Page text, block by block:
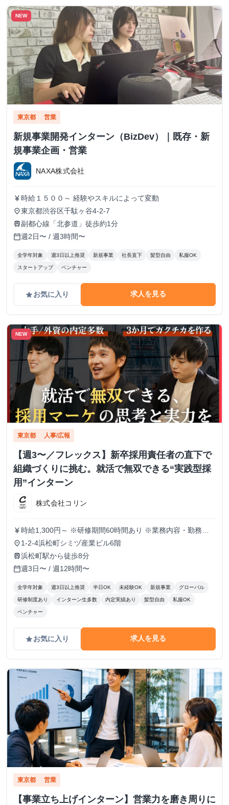
NEW
東京都 営業
新規事業開発インターン（BizDev）｜既存・新
規事業企画・営業
NAXA株式会社
currency_yen 時給１５００～ 経験やスキルによって変動
place東京都渋谷区千駄ヶ谷4-2-7
train副都心線「北参道」徒歩約1分
calendar_today週2日〜 / 週3時間〜
全学年対象 週3日以上推奨 新規事業 社長直下 髪型自由 私服OK
スタートアップ ベンチャー
gradeお気に入り 求人を見る
NEW
東京都 人事/広報
【週3〜／フレックス】新卒採用責任者の直下で
組織づくりに挑む。就活で無双できる“実践型採
用”インターン
株式会社コリン
currency_yen 時給1,300円～ ※研修期間60時間あり ※業務内容・勤務状
況により決定
place 1-2-4浜松町シミヅ産業ビル6階
train浜松町駅から徒歩8分
calendar_today週3日〜 / 週12時間〜
全学年対象 週3日以上推奨 半日OK 未経験OK 新規事業 グローバル
研修制度あり インターン生多数 内定実績あり 髪型自由 私服OK
ベンチャー
gradeお気に入り 求人を見る
東京都 営業
【事業立ち上げインターン】営業力を磨き周りに